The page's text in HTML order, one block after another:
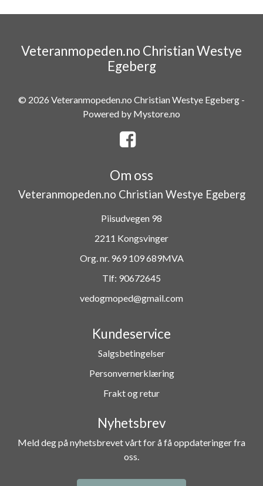
Veteranmopeden.no Christian Westye
Egeberg
© 2026 Veteranmopeden.no Christian Westye Egeberg -
Powered by Mystore.no
Om oss
Veteranmopeden.no Christian Westye Egeberg
Piisudvegen 98
2211 Kongsvinger
Org. nr. 969 109 689MVA
Tlf: 90672645
vedogmoped@gmail.com
Kundeservice
Salgsbetingelser
Personvernerklæring
Frakt og retur
Nyhetsbrev
Meld deg på nyhetsbrevet vårt for å få oppdateringer fra
oss.